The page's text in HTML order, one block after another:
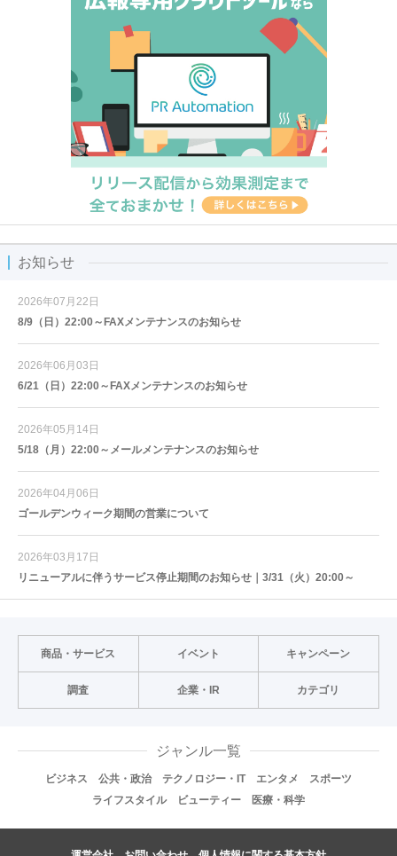
お知らせ
2026年07月22日
8/9（日）22:00～FAXメンテナンスのお知らせ
2026年06月03日
6/21（日）22:00～FAXメンテナンスのお知らせ
2026年05月14日
5/18（月）22:00～メールメンテナンスのお知らせ
2026年04月06日
ゴールデンウィーク期間の営業について
2026年03月17日
リニューアルに伴うサービス停止期間のお知らせ｜3/31（火）20:00～
商品・サービス イベント キャンペーン
調査 企業・IR カテゴリ
ジャンル一覧
ビジネス 公共・政治 テクノロジー・IT エンタメ
スポーツ
ライフスタイル
ビューティー 医療・科学